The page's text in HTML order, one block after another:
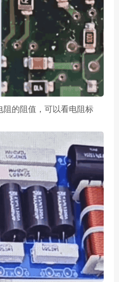
阻的阻值，可以看电阻标